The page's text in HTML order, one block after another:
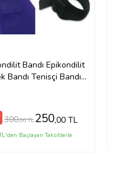
Bandı Epikondilit
Bandı Tenisçi Bandı
300,00 TL 250,00 TL
Başlayan Taksitlerle